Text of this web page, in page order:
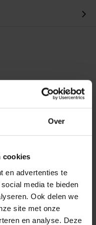
Over
cookies
en advertenties te
media te bieden
Ook delen we
site met onze
en analyse. Deze